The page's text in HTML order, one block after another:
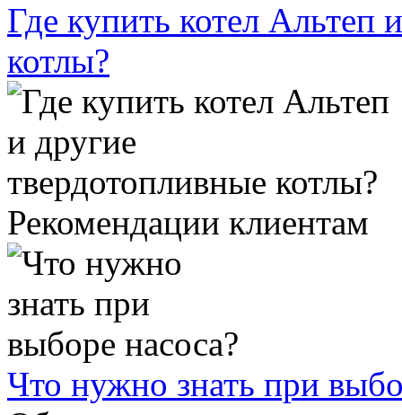
Где купить котел Альтеп
котлы?
Рекомендации клиентам
Что нужно знать при